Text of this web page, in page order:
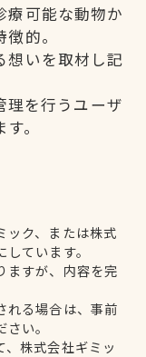
療可能な動物か
的。
想いを取材し記
理を行うユーザ
。
ック、または株式
ています。
ますが、内容を完
れる場合は、事前
い。
、株式会社ギミッ